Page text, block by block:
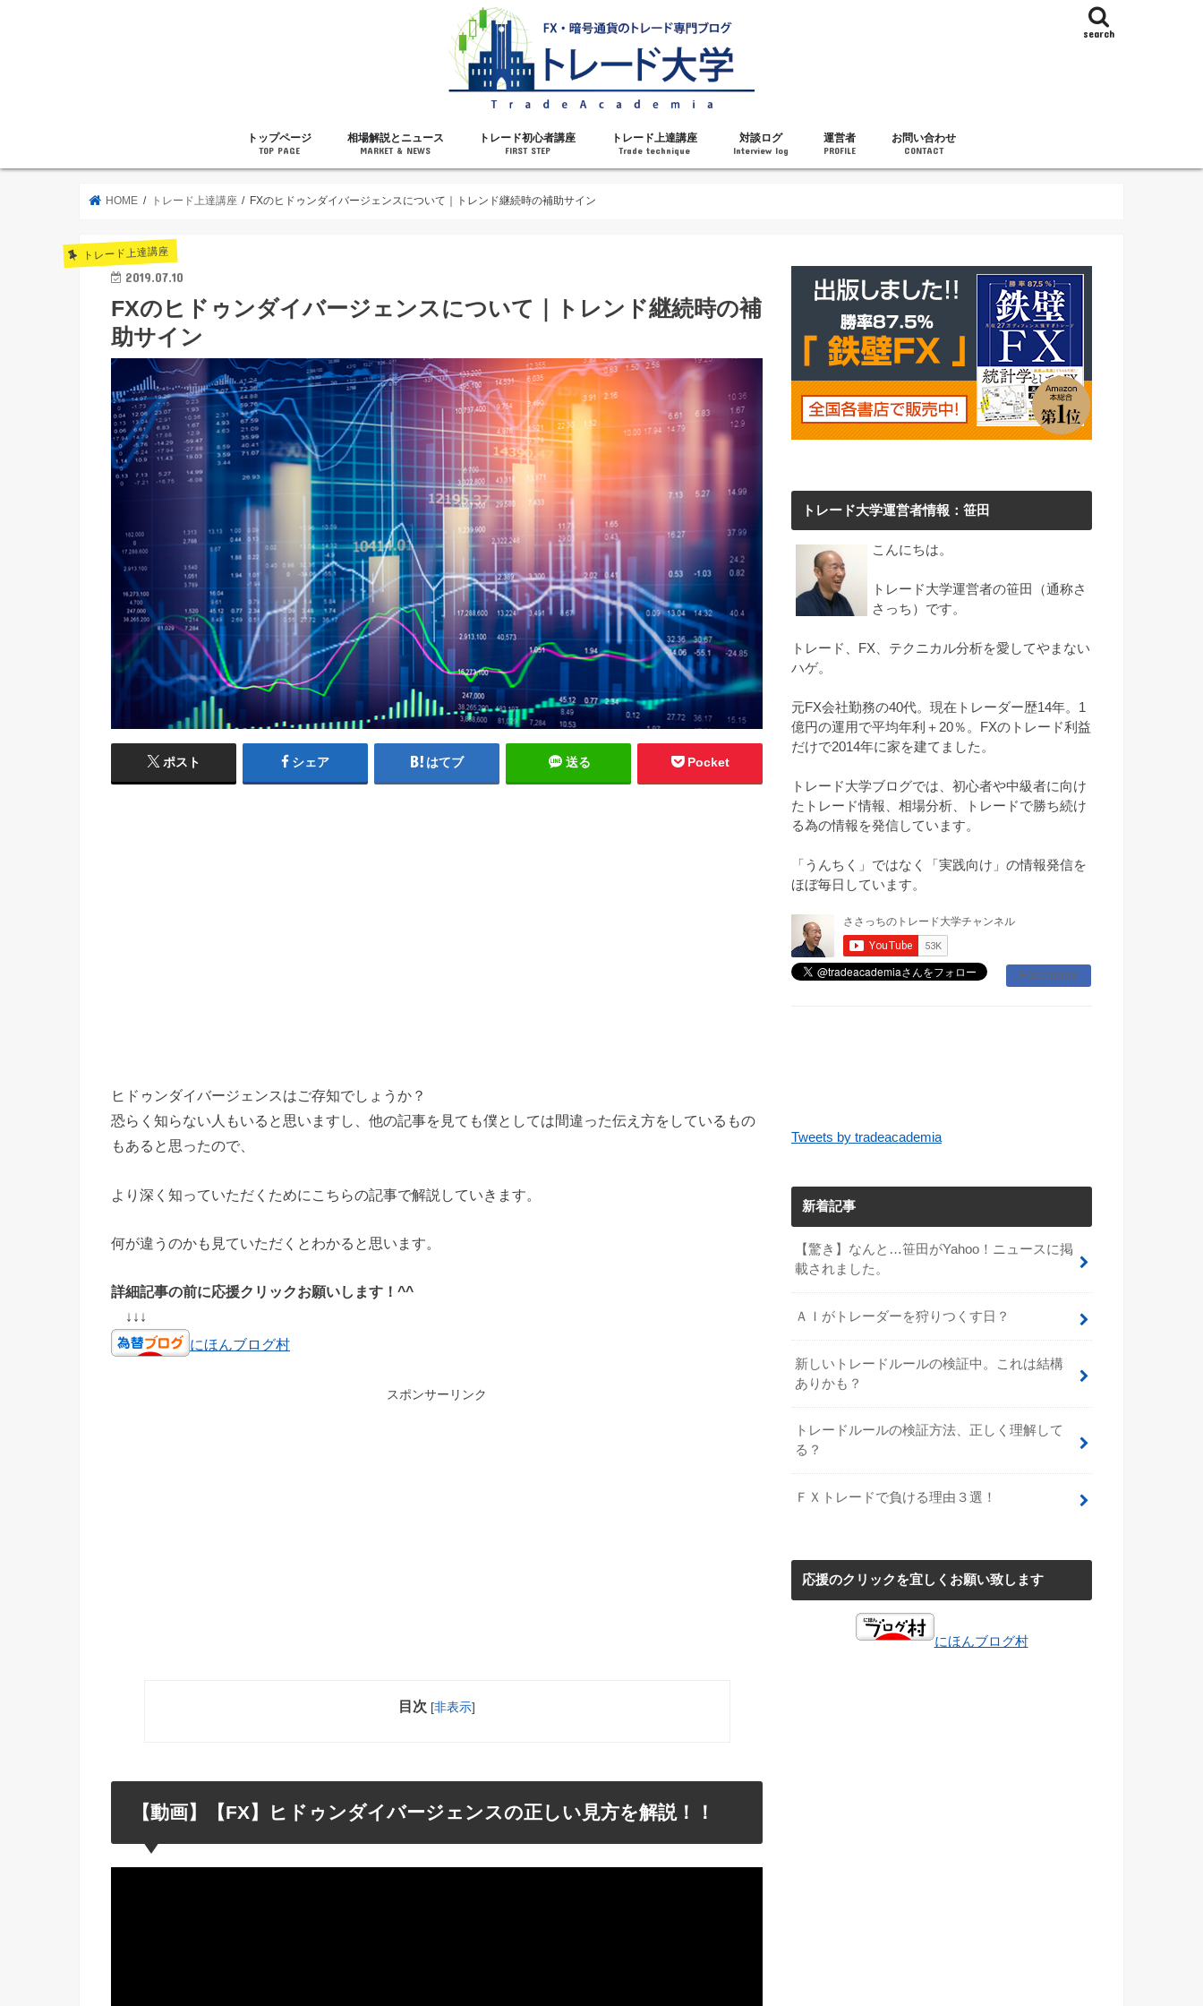
search
トップページ
TOP PAGE
相場解説とニュース
MARKET & NEWS
トレード初心者講座
FIRST STEP
トレード上達講座
Trade technique
対談ログ
Interview log
運営者
PROFILE
お問い合わせ
CONTACT
HOME トレード上達講座 FXのヒドゥンダイバージェンスについて｜トレンド継続時の補助サイン
トレード上達講座
2019.07.10
FXのヒドゥンダイバージェンスについて｜トレンド継続時の補
助サイン
ポスト シェア はてブ 送る Pocket
ヒドゥンダイバージェンスはご存知でしょうか？
恐らく知らない人もいると思いますし、他の記事を見ても僕としては間違った伝え方をしているもの
もあると思ったので、
より深く知っていただくためにこちらの記事で解説していきます。
何が違うのかも見ていただくとわかると思います。
詳細記事の前に応援クリックお願いします！^^
↓↓↓
にほんブログ村
スポンサーリンク
目次 [非表示]
【動画】【FX】ヒドゥンダイバージェンスの正しい見方を解説！！
トレード大学運営者情報：笹田
こんにちは。
トレード大学運営者の笹田（通称さ
さっち）です。
トレード、FX、テクニカル分析を愛してやまない
ハゲ。
元FX会社勤務の40代。現在トレーダー歴14年。1
億円の運用で平均年利＋20％。FXのトレード利益
だけで2014年に家を建てました。
トレード大学ブログでは、初心者や中級者に向け
たトレード情報、相場分析、トレードで勝ち続け
る為の情報を発信しています。
「うんちく」ではなく「実践向け」の情報発信を
ほぼ毎日しています。
Facebook
Tweets by tradeacademia
新着記事
【驚き】なんと…笹田がYahoo！ニュースに掲
載されました。
ＡＩがトレーダーを狩りつくす日？
新しいトレードルールの検証中。これは結構
ありかも？
トレードルールの検証方法、正しく理解して
る？
ＦＸトレードで負ける理由３選！
応援のクリックを宜しくお願い致します
にほんブログ村